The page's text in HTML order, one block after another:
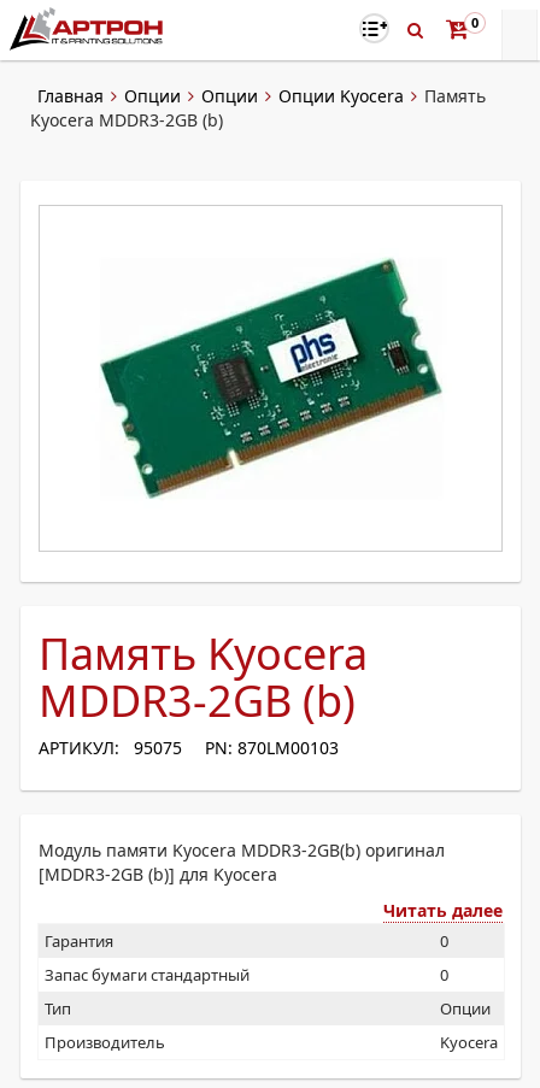
0
Главная Опции Опции Опции Kyocera
Память
Kyocera MDDR3-2GB (b)
Память Kyocera
MDDR3-2GB (b)
АРТИКУЛ: 95075 PN: 870LM00103
Модуль памяти Kyocera MDDR3-2GB(b) оригинал
[MDDR3-2GB (b)] для Kyocera
Читать далее
Гарантия
0
Запас бумаги стандартный
0
Тип
Опции
Производитель
Kyocera